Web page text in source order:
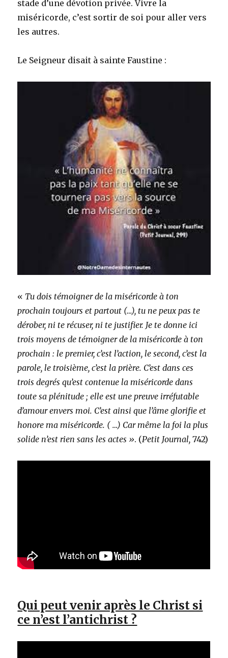
stade d’une dévotion privée. Vivre la
miséricorde, c’est sortir de soi pour aller vers
les autres.
Le Seigneur disait à sainte Faustine :
« Tu dois témoigner de la miséricorde à ton
prochain toujours et partout (…), tu ne peux pas te
dérober, ni te récuser, ni te justifier. Je te donne ici
trois moyens de témoigner de la miséricorde à ton
prochain : le premier, c’est l’action, le second, c’est la
parole, le troisième, c’est la prière. C’est dans ces
trois degrés qu’est contenue la miséricorde dans
toute sa plénitude ; elle est une preuve irréfutable
d’amour envers moi. C’est ainsi que l’âme glorifie et
honore ma miséricorde. ( …) Car même la foi la plus
solide n’est rien sans les actes ». (Petit Journal, 742)
Qui peut venir après le Christ si
ce n’est l’antichrist ?